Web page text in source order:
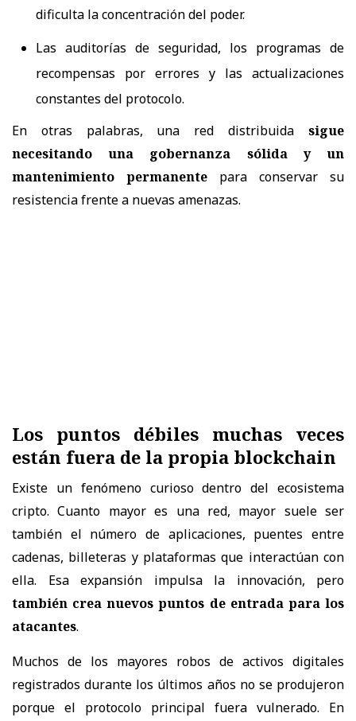
dificulta la concentración del poder.
Las auditorías de seguridad, los programas de
recompensas por errores y las actualizaciones
constantes del protocolo.
En otras palabras, una red distribuida sigue
necesitando una gobernanza sólida y un
mantenimiento permanente para conservar su
resistencia frente a nuevas amenazas.
Los puntos débiles muchas veces
están fuera de la propia blockchain
Existe un fenómeno curioso dentro del ecosistema
cripto. Cuanto mayor es una red, mayor suele ser
también el número de aplicaciones, puentes entre
cadenas, billeteras y plataformas que interactúan con
ella. Esa expansión impulsa la innovación, pero
también crea nuevos puntos de entrada para los
atacantes.
Muchos de los mayores robos de activos digitales
registrados durante los últimos años no se produjeron
porque el protocolo principal fuera vulnerado. En